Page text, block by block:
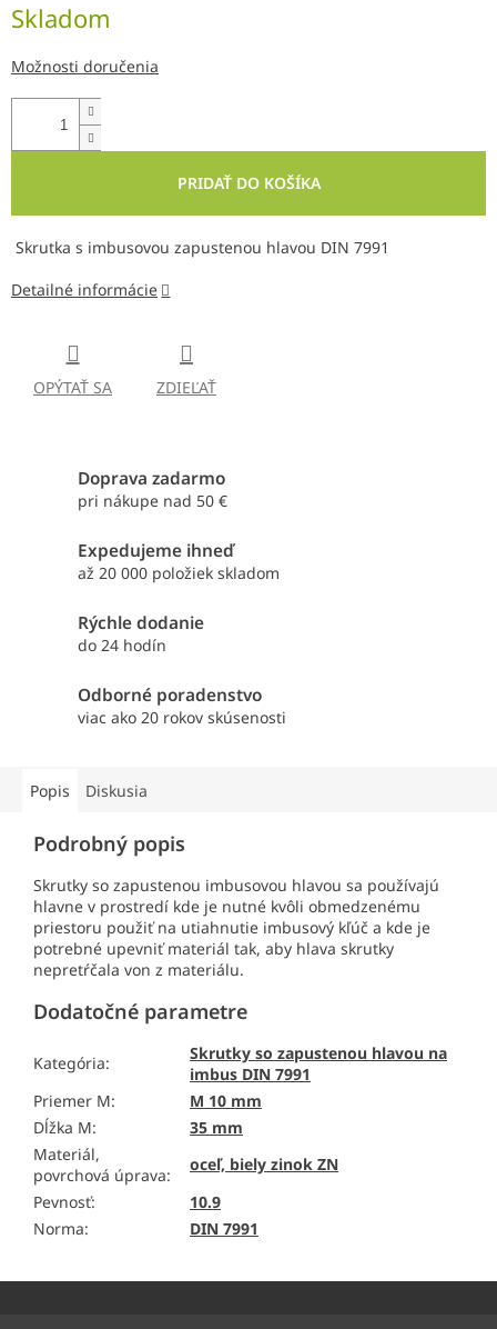
cena:
Skladom
Možnosti doručenia
PRIDAŤ DO KOŠÍKA
Skrutka s imbusovou zapustenou hlavou DIN 7991
Detailné informácie
OPÝTAŤ SA ZDIEĽAŤ
Doprava zadarmo
pri nákupe nad 50 €
Expedujeme ihneď
až 20 000 položiek skladom
Rýchle dodanie
do 24 hodín
Odborné poradenstvo
viac ako 20 rokov skúsenosti
Popis Diskusia
Podrobný popis
Skrutky so zapustenou imbusovou hlavou sa používajú
hlavne v prostredí kde je nutné kvôli obmedzenému
priestoru použiť na utiahnutie imbusový kľúč a kde je
potrebné upevniť materiál tak, aby hlava skrutky
nepretŕčala von z materiálu.
Dodatočné parametre
Kategória:
Skrutky so zapustenou hlavou na
imbus DIN 7991
Priemer M:
M 10 mm
Dĺžka M:
35 mm
Materiál,
povrchová úprava:
oceľ, biely zinok ZN
Pevnosť:
10.9
Norma: DIN 7991